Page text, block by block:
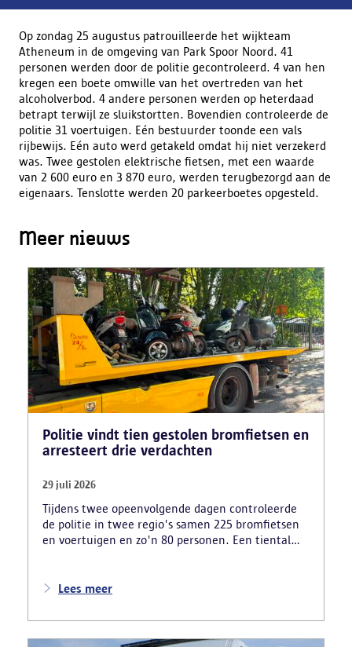
Op zondag 25 augustus patrouilleerde het wijkteam
Atheneum in de omgeving van Park Spoor Noord. 41
personen werden door de politie gecontroleerd. 4 van hen
kregen een boete omwille van het overtreden van het
alcoholverbod. 4 andere personen werden op heterdaad
betrapt terwijl ze sluikstortten. Bovendien controleerde de
politie 31 voertuigen. Eén bestuurder toonde een vals
rijbewijs. Eén auto werd getakeld omdat hij niet verzekerd
was. Twee gestolen elektrische fietsen, met een waarde
van 2 600 euro en 3 870 euro, werden terugbezorgd aan de
eigenaars. Tenslotte werden 20 parkeerboetes opgesteld.
Meer nieuws
Politie vindt tien gestolen bromfietsen en
arresteert drie verdachten
29 juli 2026
Tijdens twee opeenvolgende dagen controleerde
de politie in twee regio's samen 225 bromfietsen
en voertuigen en zo'n 80 personen. Een tiental
beslag genomen. Daarnaast arresteerde de politie
motorblokken en inbrekersmateriaal gevonden.
Lees meer